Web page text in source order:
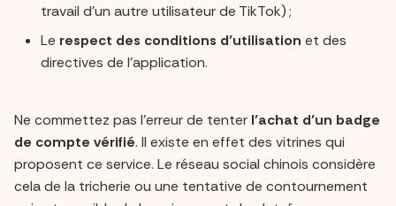
travail d’un autre utilisateur de TikTok) ;
Le respect des conditions d’utilisation et des
directives de l’application.
Ne commettez pas l’erreur de tenter l’achat d’un badge
de compte vérifié. Il existe en effet des vitrines qui
proposent ce service. Le réseau social chinois considère
cela de la tricherie ou une tentative de contournement